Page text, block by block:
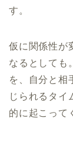
す。
仮に関係性が
なるとしても
を、自分と相
じられるタイ
的に起こって